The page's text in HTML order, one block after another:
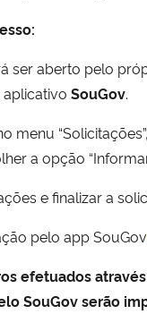
e dos Direitos
ser aberto pelo
SouGov.
menu
a opção
e finalizar a
pelo app
efetuados
SouGov serão